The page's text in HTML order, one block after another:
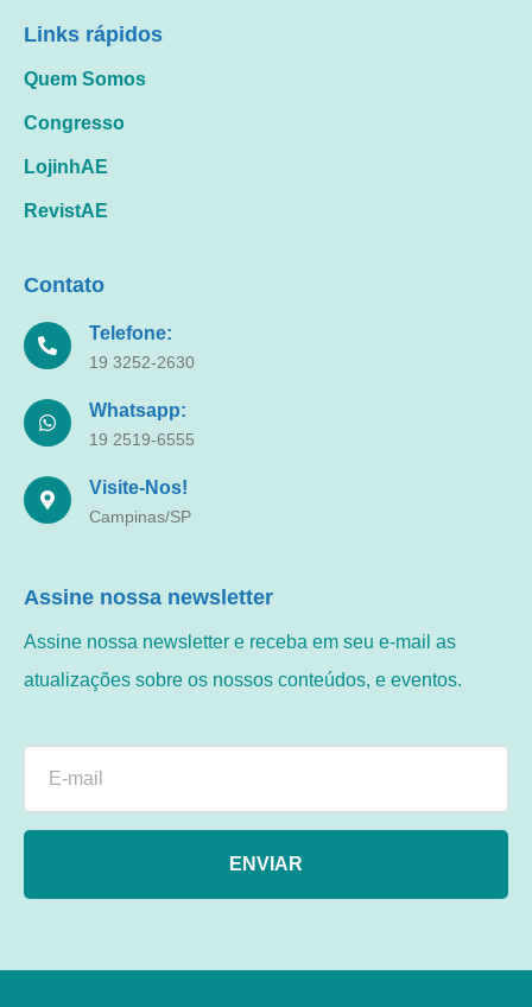
Links rápidos
Quem Somos
Congresso
LojinhAE
RevistAE
Contato
Telefone:
19 3252-2630
Whatsapp:
19 2519-6555
Visite-Nos!
Campinas/SP
Assine nossa newsletter
Assine nossa newsletter e receba em seu e-mail as
atualizações sobre os nossos conteúdos, e eventos.
ENVIAR